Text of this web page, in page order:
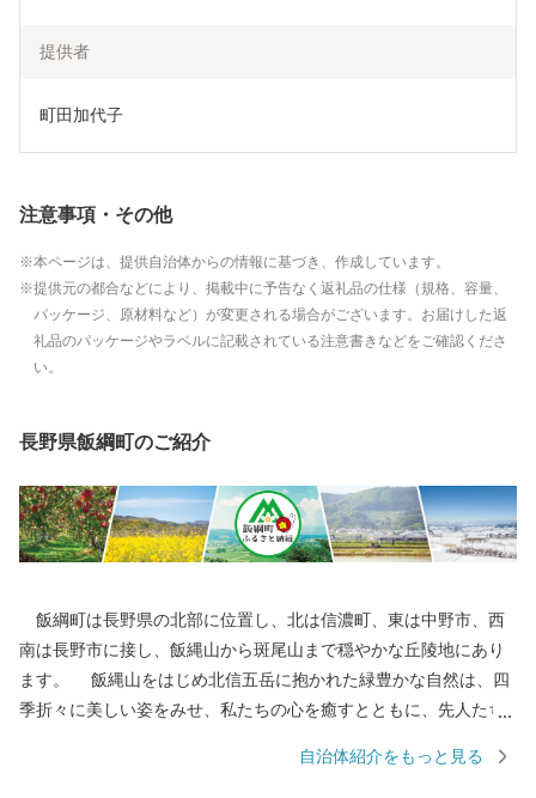
提供者
町田加代子
注意事項・その他
本ページは、提供自治体からの情報に基づき、作成しています。
提供元の都合などにより、掲載中に予告なく返礼品の仕様（規格、容量、
パッケージ、原材料など）が変更される場合がございます。お届けした返
礼品のパッケージやラベルに記載されている注意書きなどをご確認くださ
い。
長野県飯綱町のご紹介
飯綱町は長野県の北部に位置し、北は信濃町、東は中野市、西
南は長野市に接し、飯縄山から斑尾山まで穏やかな丘陵地にあり
ます。 飯縄山をはじめ北信五岳に抱かれた緑豊かな自然は、四
季折々に美しい姿をみせ、私たちの心を癒すとともに、先人たち
私たちの生活すべての基盤となっています。 その豊かな自然と
自治体紹介をもっと見る